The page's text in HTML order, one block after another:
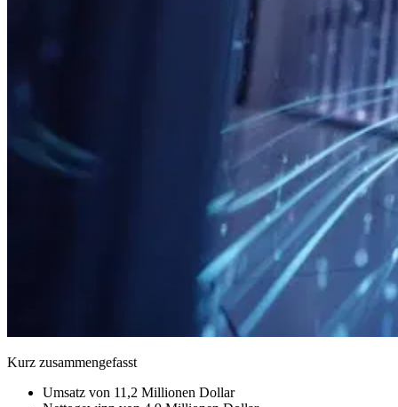
Kurz zusammengefasst
Umsatz von 11,2 Millionen Dollar